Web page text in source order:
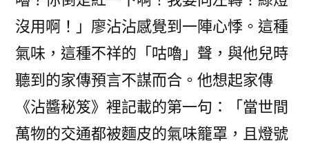
沒用啊！」廖沾沾感覺到一陣心悸。這種
氣味，這種不祥的「咕嚕」聲，與他兒時
聽到的家傳預言不謀而合。他想起家傳
《沾醬秘笈》裡記載的第一句：「當世間
萬物的交通都被麵皮的氣味籠罩，且燈號